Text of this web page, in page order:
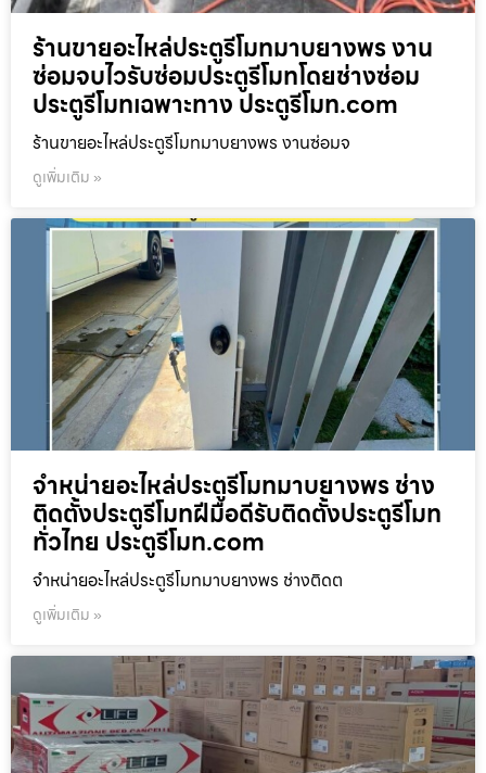
ร้านขายอะไหล่ประตูรีโมทมาบยางพร งาน
ซ่อมจบไวรับซ่อมประตูรีโมทโดยช่างซ่อม
ประตูรีโมทเฉพาะทาง ประตูรีโมท.com
ร้านขายอะไหล่ประตูรีโมทมาบยางพร งานซ่อมจ
ดูเพิ่มเติม »
จำหน่ายอะไหล่ประตูรีโมทมาบยางพร ช่าง
ติดตั้งประตูรีโมทฝีมือดีรับติดตั้งประตูรีโมท
ทั่วไทย ประตูรีโมท.com
จำหน่ายอะไหล่ประตูรีโมทมาบยางพร ช่างติดต
ดูเพิ่มเติม »